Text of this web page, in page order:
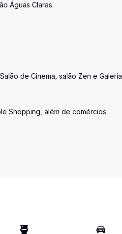
Águas Claras.
de Cinema, salão Zen e Galeria
Shopping, além de comércios